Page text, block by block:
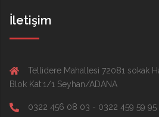
İletişim
Tellidere Mahallesi 72081 sokak
Blok Kat:1/1 Seyhan/ADANA
0322 456 08 03 - 0322 459 59 95